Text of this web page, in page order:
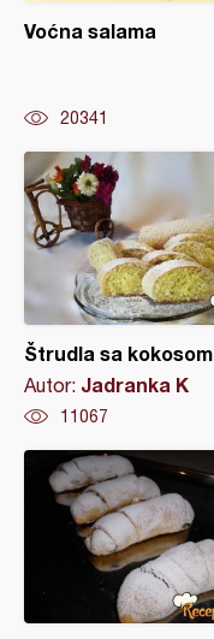
Voćna salama
20341
Štrudla sa kokosom
Autor: Jadranka K
11067